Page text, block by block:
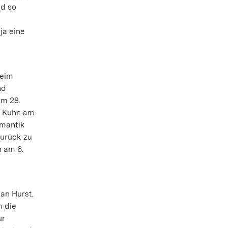
so
eine
28.
am
zu
am 6.
Hurst.
die